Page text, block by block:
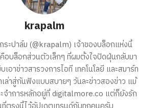
krapalm
ะปาล์ม (@krapalm) เจ้าของบล็อกแห่งนี้
บล็อกส่วนตัวเล็กๆ ที่ผมตั้งใจปัดฝุ่นกลับมา
เอาข่าวสารวงการไอที เทคโนโลยี และสมาร์ท
ล่าสู่กันฟังแบบสบายๆ วันละข่าวสองข่าว แม้
จำการหลักอยู่ที่ digitalmore.co แต่ก็ยังรัก